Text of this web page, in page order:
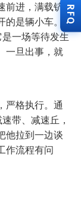
前进，满载铲
是辆小车。
一场等待发生
一旦出事，就
严格执行。通
带、减速丘，
他拉到一边谈
作流程有问
RFQ